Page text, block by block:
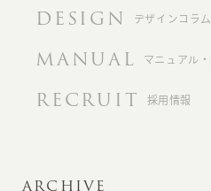
DESIGN デザインコラム
MANUAL マニュアル
RECRUIT 採用情報
ARCHIVE